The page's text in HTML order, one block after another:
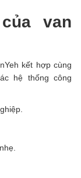
van
kết hợp cùng
hệ thống công